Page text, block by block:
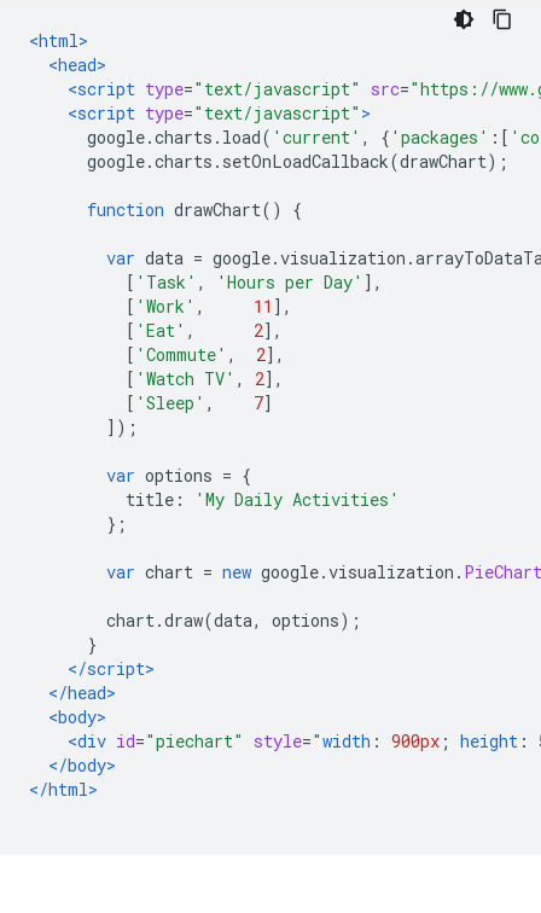
<html>
<head>
<script type="text/javascript" src="https://
<script type="text/javascript" >
google.charts . load( 'current' , { 'packages' :[
google.charts . setOnLoadCallback(drawChart);
function drawChart() {
var data = google.visualization .
[ 'Task' , 'Hours per Day' ],
[ 'Work' , 11 ],
[ 'Eat' , 2],
[ 'Commute' , 2],
[ 'Watch TV' , 2],
[ 'Sleep' , 7]
]);
var options = {
title :
'My Daily Activities'
};
var chart = new google.visualization . PieChart
chart.draw(data, options);
}
</script>
</head>
<body>
<div id="piechart" style="width : 900px ; height :
</body>
</html>